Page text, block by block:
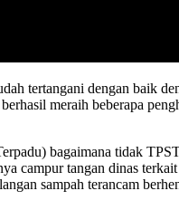
tertangani dengan baik
meraih beberapa
bagaimana tidak
tangan dinas
sampah terancam